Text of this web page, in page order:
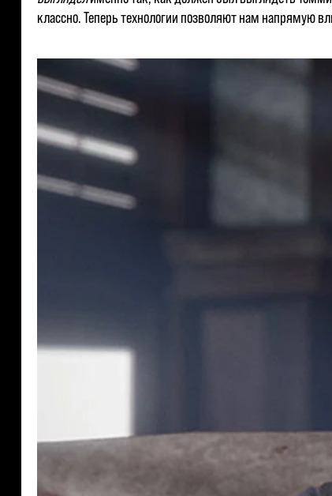
классно. Теперь технологии позволяют нам напрямую